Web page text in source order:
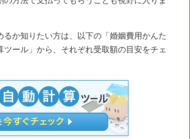
か知りたい方は、以下の「婚姻費用かんた
ール」から、それぞれ受取額の目安をチェ